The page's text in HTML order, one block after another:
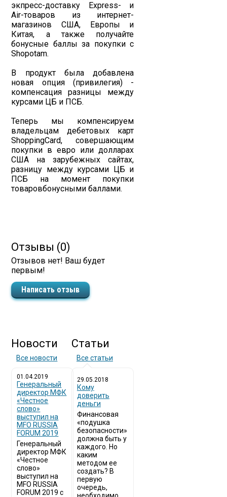
экпресс-доставку Express- и
Air-товаров из интернет-
магазинов США, Европы и
Китая, а также получайте
бонусные баллы за покупки с
Shopotam.
В продукт была добавлена
новая опция (привилегия) -
компенсация разницы между
курсами ЦБ и ПСБ.
Теперь мы компенсируем
владельцам дебетовых карт
ShoppingCard, совершающим
покупки в евро или долларах
США на зарубежных сайтах,
разницу между курсами ЦБ и
ПСБ на момент покупки
товаровбонусными баллами.
Отзывы (0)
Отзывов нет! Ваш будет
первым!
Написать отзыв
Новости
Все новости
01.04.2019
Генеральный
директор МФК
«Честное
слово»
выступил на
MFO RUSSIA
FORUM 2019
Генеральный
директор МФК
«Честное
слово»
выступил на
MFO RUSSIA
FORUM 2019 с
Статьи
Все статьи
29.05.2018
Кому
доверить
деньги
Финансовая
«подушка
безопасности»
должна быть у
каждого. Но
каким
методом ее
создать? В
первую
очередь,